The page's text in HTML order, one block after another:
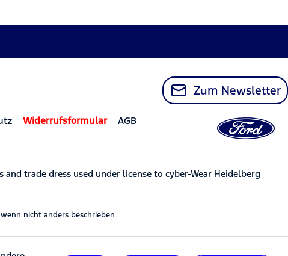
Zum Newsletter
Widerrufsformular
AGB
trade dress used under license to cyber-Wear Heidelberg
nicht anders beschrieben